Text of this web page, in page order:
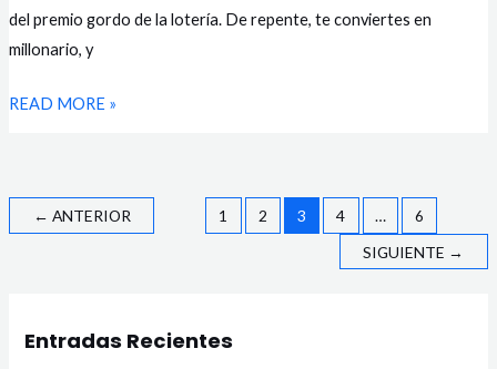
del premio gordo de la lotería. De repente, te conviertes en
millonario, y
DE
LOTERÍAS
ESPAÑA?
READ MORE »
← ANTERIOR 1 2 3 4 …
6
SIGUIENTE →
Entradas Recientes